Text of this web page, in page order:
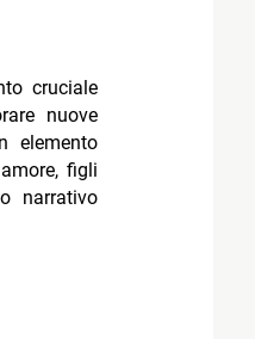
cruciale
nuove
elemento
figli
narrativo